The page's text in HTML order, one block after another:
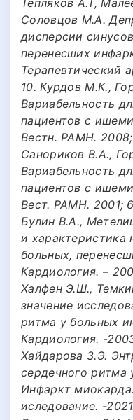
Соловцов М.А.
дисперсии
перенесших
Терапевтический
10. Курдов М.К.,
Вариабельность
пациентов с
Вестн. РАМН.
Санориков В.А.,
Вариабельность
пациентов с
Вест. РАМН. 2001;
Булин В.А.,
и характеристика
больных,
Кардиология. –
Халфен Э.Ш.,
значение
ритма у больных
Кардиология. -
Хайдарова З.Э.
сердечного ритма
Инфаркт
иследование. -